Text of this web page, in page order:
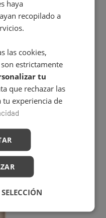
AQUATHERM
haya
recopilado a
las cookies,
estrictamente
tu
que rechazar las
tu experiencia de